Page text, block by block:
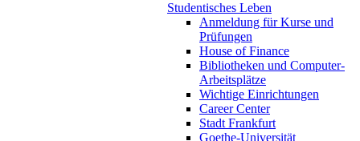
Studentisches Leben
Anmeldung für Kurse und
Prüfungen
House of Finance
Bibliotheken und Computer-
Arbeitsplätze
Wichtige Einrichtungen
Career Center
Stadt Frankfurt
Goethe-Universität